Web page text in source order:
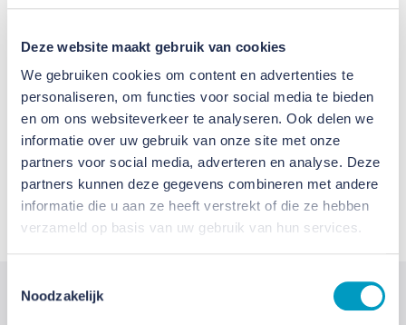
Deze website maakt gebruik van cookies
We gebruiken cookies om content en advertenties te
personaliseren, om functies voor social media te bieden
en om ons websiteverkeer te analyseren. Ook delen we
informatie over uw gebruik van onze site met onze
partners voor social media, adverteren en analyse. Deze
partners kunnen deze gegevens combineren met andere
informatie die u aan ze heeft verstrekt of die ze hebben
verzameld op basis van uw gebruik van hun services.
Noodzakelijk
Nieuwsgierig naar de
mogelijkheden?
Neem contact op met de afdeling HRM en bekijk
samen welke mogelijkheden er voor jou zijn!